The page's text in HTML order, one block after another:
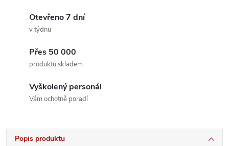
Otevřeno 7 dní
v týdnu
Přes 50 000
produktů skladem
Vyškolený personál
Vám ochotně poradí
Popis produktu